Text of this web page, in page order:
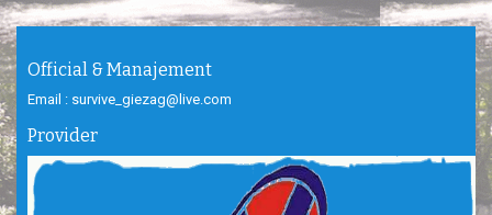
Official & Manajement
Email : survive_giezag@live.com
Provider